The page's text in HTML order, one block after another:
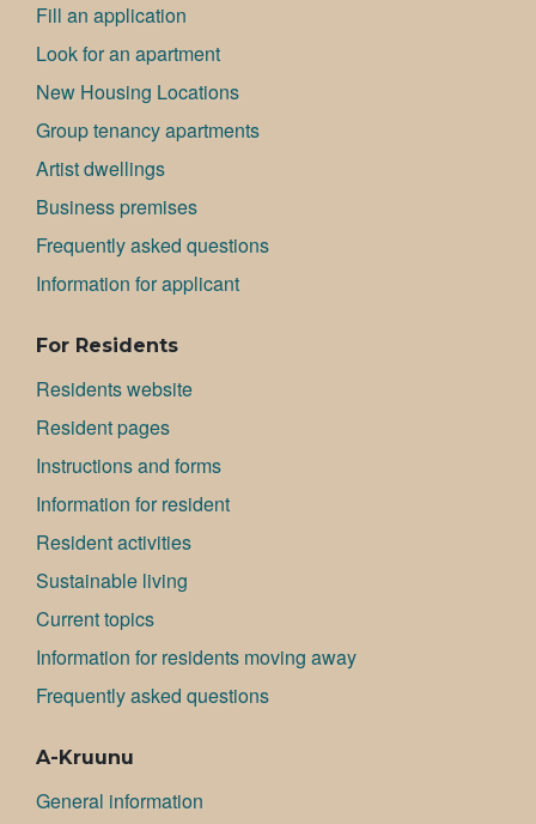
Fill an application
Look for an apartment
New Housing Locations
Group tenancy apartments
Artist dwellings
Bu­si­ness premises
Frequently asked questions
Information for applicant
For Residents
Residents website
Resident pages
Instructions and forms
Information for resident
Resident activities
Sustainable living
Current topics
Information for residents moving away
Frequently asked questions
A-Kruunu
General information